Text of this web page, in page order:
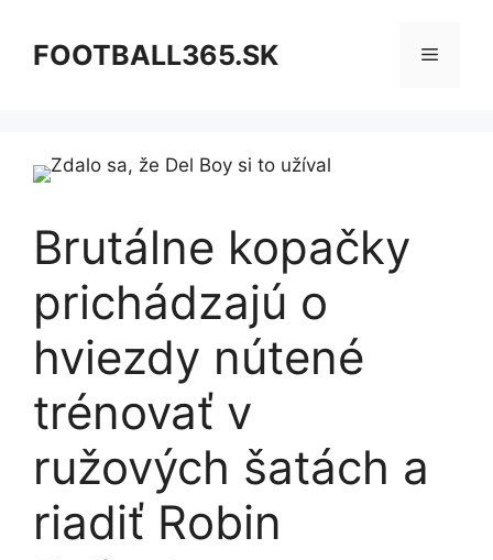
obsahFOOTBALL365.SK Menu
Brutálne kopačky
prichádzajú o
hviezdy nútené
trénovať v
ružových šatách a
riadiť Robin